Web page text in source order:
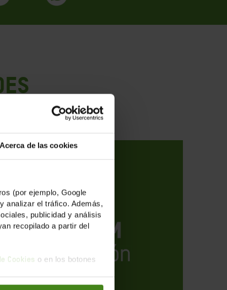
Acerca de las cookies
(por ejemplo, Google
analizar el tráfico. Además,
publicidad y análisis
recopilado a partir del
Cookies o en los botones